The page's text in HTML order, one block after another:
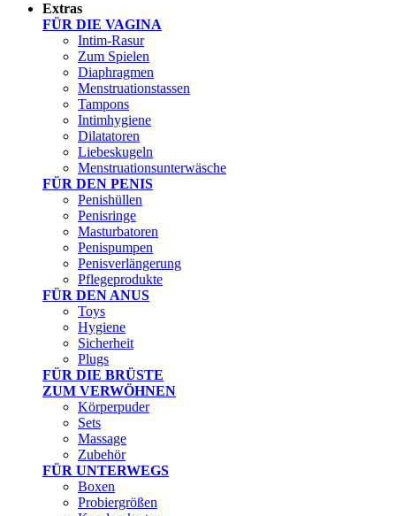
Extras
FÜR DIE VAGINA
Intim-Rasur
Zum Spielen
Diaphragmen
Menstruationstassen
Tampons
Intimhygiene
Dilatatoren
Liebeskugeln
Menstruationsunterwäsche
FÜR DEN PENIS
Penishüllen
Penisringe
Masturbatoren
Penispumpen
Penisverlängerung
Pflegeprodukte
FÜR DEN ANUS
Toys
Hygiene
Sicherheit
Plugs
FÜR DIE BRÜSTE
ZUM VERWÖHNEN
Körperpuder
Sets
Massage
Zubehör
FÜR UNTERWEGS
Boxen
Probiergrößen